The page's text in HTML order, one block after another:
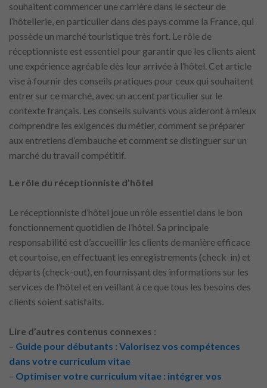
souhaitent commencer une carrière dans le secteur de
l’hôtellerie, en particulier dans des pays comme la France, qui
possède un marché touristique très fort. Le rôle de
réceptionniste est essentiel pour garantir que les clients aient
une expérience agréable dès leur arrivée à l’hôtel. Cet article
vise à fournir des conseils pratiques pour ceux qui souhaitent
entrer sur ce marché, avec un accent particulier sur le
contexte français. Les conseils suivants vous aideront à mieux
comprendre les exigences du métier, comment se préparer
aux entretiens d’embauche et comment se distinguer sur un
marché du travail compétitif.
Le rôle du réceptionniste d’hôtel
Le réceptionniste d’hôtel joue un rôle essentiel dans le bon
fonctionnement quotidien de l’hôtel. Sa principale
responsabilité est d’accueillir les clients de manière efficace
et courtoise, en effectuant les enregistrements (check-in) et
départs (check-out), en fournissant des informations sur les
services de l’hôtel et en veillant à ce que tous les besoins des
clients soient satisfaits.
Lire d’autres contenus connexes :
– Guide pour débutants : Valorisez vos compétences
dans votre curriculum vitae
– Optimiser votre curriculum vitae : intégrer vos